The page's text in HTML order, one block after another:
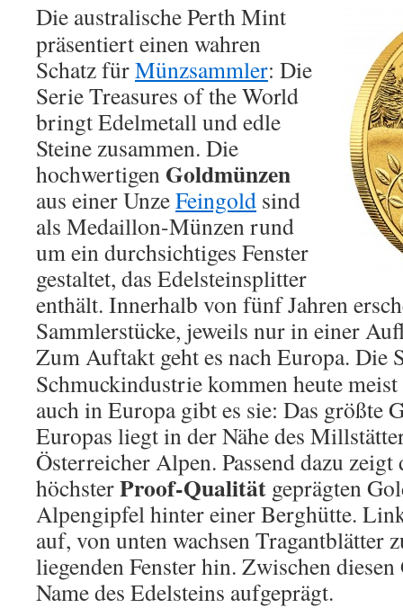
Die australische Perth Mint
präsentiert einen wahren
Schatz fürMünzsammler: Die
Serie Treasures of the World
bringt Edelmetall und edle
Steine zusammen. Die
hochwertigen Goldmünzen
aus einer UnzeFeingold sind
als Medaillon-Münzen rund
um ein durchsichtiges Fenster
gestaltet, das Edelsteinsplitter
enthält. Innerhalb von fünf Jahren
Sammlerstücke, jeweils nur in einer
Zum Auftakt geht es nach Europa. Die
Schmuckindustrie kommen heute meist
auch in Europa gibt es sie: Das größte
Europas liegt in der Nähe des
Österreicher Alpen. Passend dazu
höchsterProof-Qualität geprägten
Alpengipfel hinter einer Berghütte.
auf, von unten wachsen Tragantblätter
liegenden Fenster hin. Zwischen diesen
Name des Edelsteins aufgeprägt.